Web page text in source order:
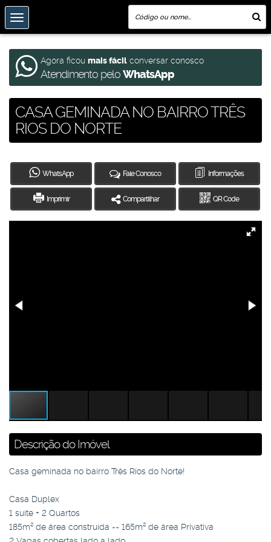
Agora ficou mais fácil conversar conosco
Atendimento peloWhatsApp
CASA GEMINADA NO BAIRRO TRÊS
RIOS DO NORTE
WhatsApp Fale Conosco Informações
Imprimir Compartilhar QR Code
Descrição do Imóvel
Casa geminada no bairro Três Rios do Norte!
Casa Duplex
1 suíte + 2 Quartos
185m² de área construída -- 165m² de área Privativa